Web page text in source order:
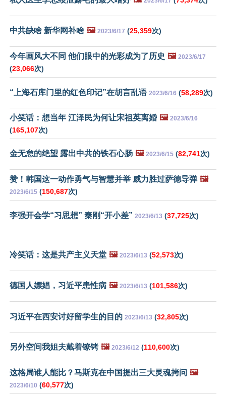
中共缺啥 新华网补啥 🖼️ 2023/6/17 (25,359次)
今年画风大不同 他们眼中的光彩成为了历史 🖼️ 2023/6/17
(23,066次)
“上海石库门里的红色印记”在胡言乱语 2023/6/16 (58,289次)
小笑话：想当年 江泽民为何让宋祖英离婚 🖼️ 2023/6/16
(165,107次)
金无怠的绝望 露出中共的铁石心肠 🖼️ 2023/6/15 (82,741次)
赞！韩国这一动作勇气与智慧并举 威力胜过萨德导弹 🖼️
2023/6/15 (150,687次)
李强开会学“习思想” 秦刚“开小差” 2023/6/13 (37,725次)
冷笑话：这是共产主义天堂 🖼️ 2023/6/13 (52,573次)
德国人嫖娼，习近平患性病 🖼️ 2023/6/13 (101,586次)
习近平在西安讨好留学生的目的 2023/6/13 (32,805次)
另外空间我姐夫戴着镣铐 🖼️ 2023/6/12 (110,600次)
这格局谁人能比？马斯克在中国提出三大灵魂拷问 🖼️
2023/6/10 (60,577次)